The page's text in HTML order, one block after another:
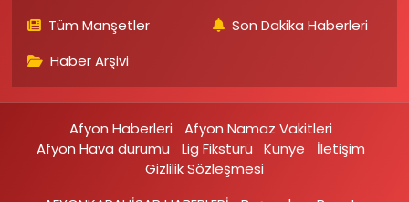
Tüm Manşetler
Son Dakika Haberleri
Haber Arşivi
Afyon Haberleri
Afyon Namaz Vakitleri
Afyon Hava durumu
Lig Fikstürü Künye
İletişim
Gizlilik Sözleşmesi